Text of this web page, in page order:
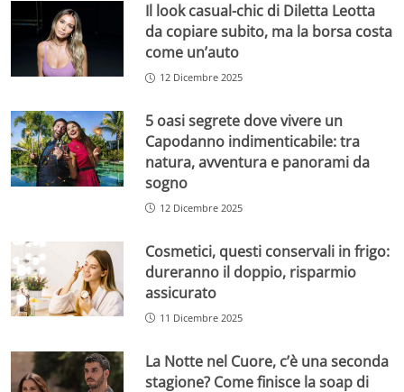
Il look casual-chic di Diletta Leotta
da copiare subito, ma la borsa costa
come un’auto
12 Dicembre 2025
5 oasi segrete dove vivere un
Capodanno indimenticabile: tra
natura, avventura e panorami da
sogno
12 Dicembre 2025
Cosmetici, questi conservali in frigo:
dureranno il doppio, risparmio
assicurato
11 Dicembre 2025
La Notte nel Cuore, c’è una seconda
stagione? Come finisce la soap di